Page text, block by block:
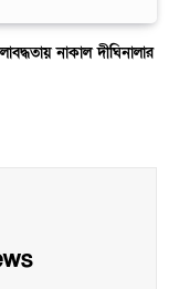
নাকাল দীঘিনালার